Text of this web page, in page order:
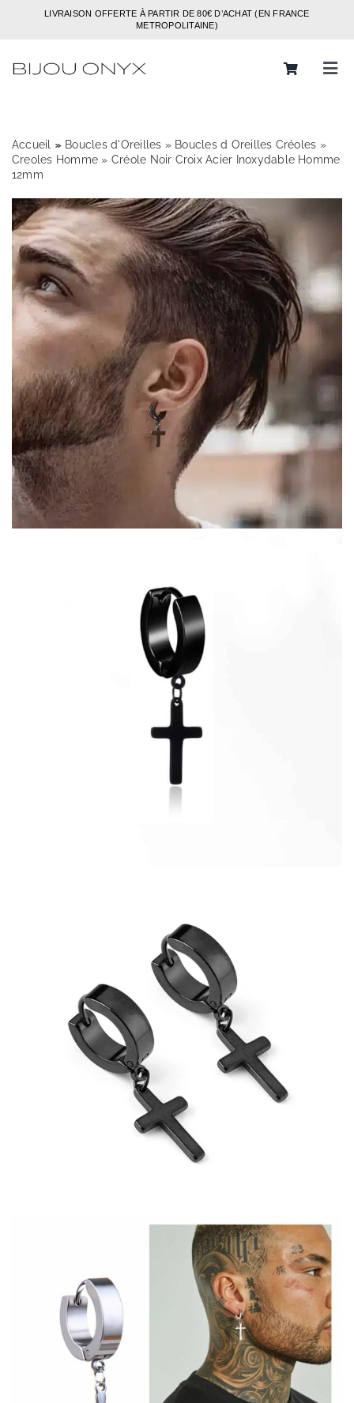
LIVRAISON OFFERTE À PARTIR DE 80€ D’ACHAT (EN FRANCE
METROPOLITAINE)
Bijoux
Boucles d’oreilles
Bracelets
Colliers
Chaines
COLLECTIONS DE BIJOUX
Idées Cadeaux
NOUVEAUTES
Accueil »
» Boucles d'Oreilles » Boucles d Oreilles Créoles »
Creoles Homme » Créole Noir Croix Acier Inoxydable Homme
12mm